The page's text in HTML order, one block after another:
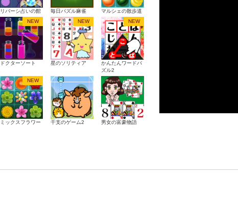
リバーシ占いの館 毎日パズル麻雀 マルシェの散歩道
ドクターソート
NEW
星のソリティア
NEW
かんたんワードパ
ズル2
NEW
ミックスフラワー
NEW
干支のゲーム2 男女の富豪物語